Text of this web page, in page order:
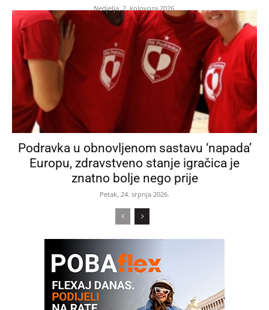
Nedjelja, 2. kolovoza 2026.
Podravka u obnovljenom sastavu ‘napada’
Europu, zdravstveno stanje igračica je
znatno bolje nego prije
Petak, 24. srpnja 2026.